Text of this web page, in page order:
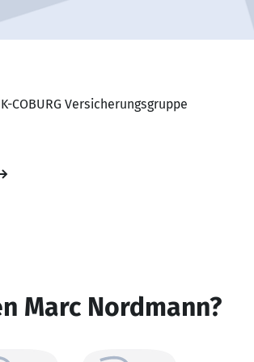
COBURG Versicherungsgruppe
Marc Nordmann?